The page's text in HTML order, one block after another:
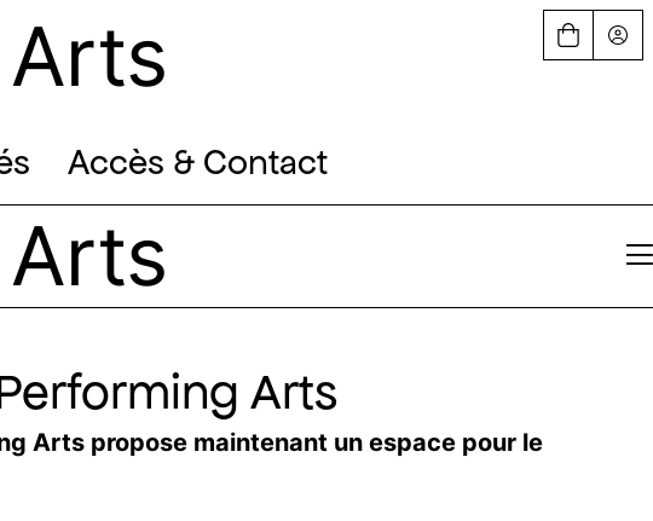
Accès & Contact
Arts
Arts propose maintenant un espace pour le